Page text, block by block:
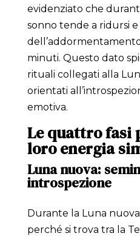
evidenziato che
sonno tende a ridursi
minuti. Questo dato
rituali collegati alla
orientati
emotiva.
Le quattro fasi
loro energia
Luna nuova:
introspezione
Durante la Luna
perché si trova tra la